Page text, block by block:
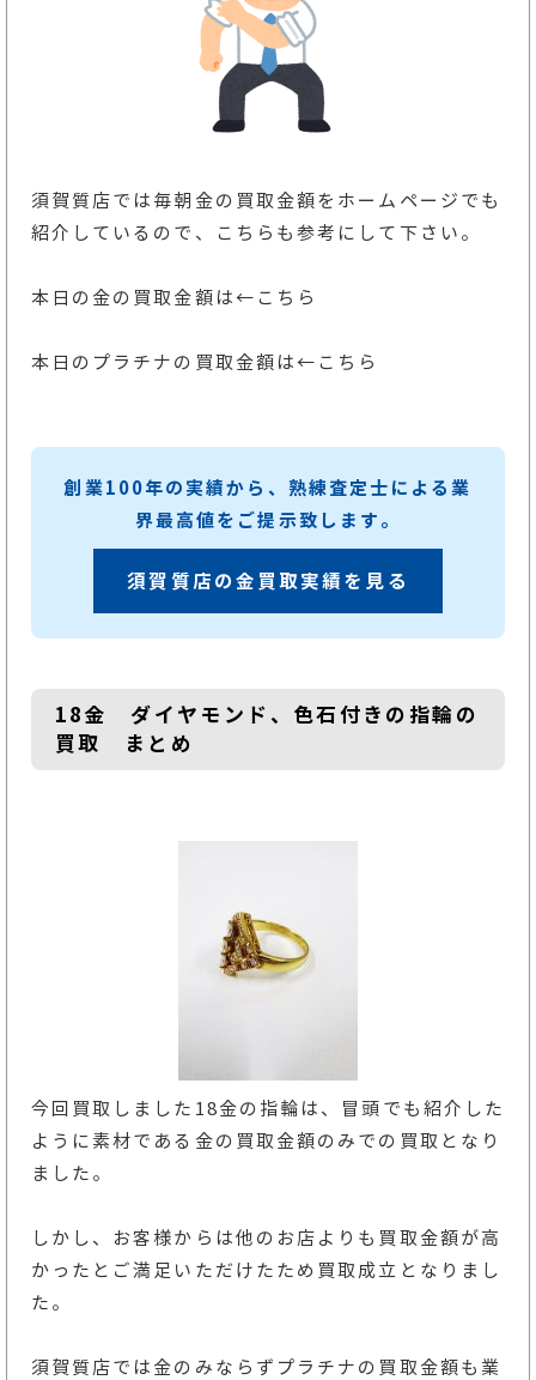
須賀質店では毎朝金の買取金額をホームページでも
紹介しているので、こちらも参考にして下さい。
本日の金の買取金額 は←こちら
本日のプラチナの買取金額 は←こちら
創業100年の実績から、熟練査定士による業
界最高値をご提示致します。
須賀質店の金買取実績を見る
18金 ダイヤモンド、色石付きの指輪の
買取 まとめ
今回買取しました18金の指輪は、冒頭でも紹介した
ように素材である金の買取金額のみでの買取となり
ました。
しかし、お客様からは他のお店よりも買取金額が高
かったとご満足いただけたため買取成立となりまし
た。
須賀質店では金のみならずプラチナの買取金額も業